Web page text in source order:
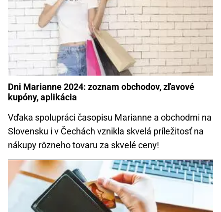
Dni Marianne 2024: zoznam obchodov, zľavové
kupóny, aplikácia
Vďaka spolupráci časopisu Marianne a obchodmi na
Slovensku i v Čechách vznikla skvelá príležitosť na
nákupy rôzneho tovaru za skvelé ceny!